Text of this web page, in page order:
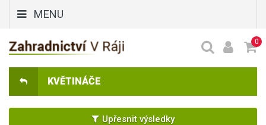
MENU
0
KVĚTINÁČE
Upřesnit výsledky